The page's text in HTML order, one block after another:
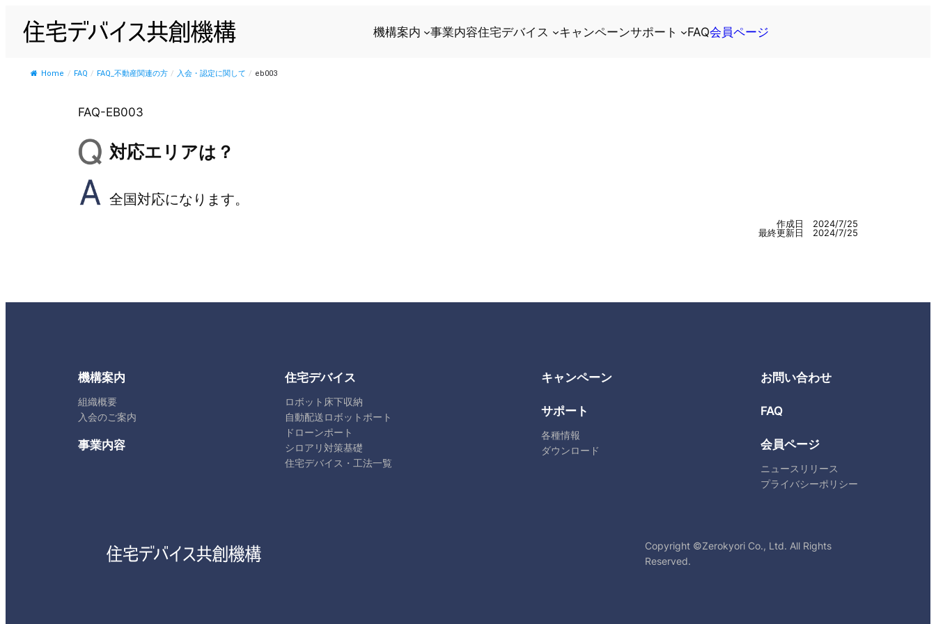
機構案内 事業内容住宅デバイス キャンペーンサポート FAQ会員ページ
Home / FAQ / FAQ_不動産関連の方 / 入会・認定に関して / eb003
FAQ-EB003
対応エリアは？
全国対応になります。
作成日 2024/7/25
最終更新日 2024/7/25
機構案内
組織概要
入会のご案内
事業内容
住宅デバイス
ロボット床下収納
自動配送ロボットポート
ドローンポート
シロアリ対策基礎
住宅デバイス・工法一覧
キャンペーン
サポート
各種情報
ダウンロード
お問い合わせ
FAQ
会員ページ
ニュースリリース
プライバシーポリシー
Copyright ©Zerokyori Co., Ltd. All Rights
Reserved.